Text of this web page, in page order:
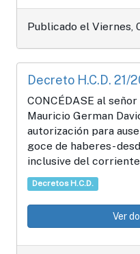
Publicado el Viernes,
Decreto H.C.D. 21/
CONCÉDASE al
Mauricio German
autorización para
goce de haberes-
inclusive del corriente
Decretos H.C.D.
Ver